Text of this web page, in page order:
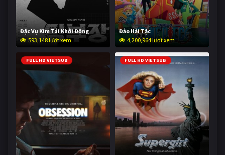
Đặc Vụ Kim Tái Khởi Động
593,148 lượt xem
Đảo Hải Tặc
4,200,964 lượt xem
FULL HD VIETSUB FULL HD VIETSUB